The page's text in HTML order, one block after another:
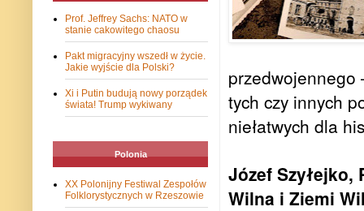
przedwojennego
tych czy innych
niełatwych dla
Józef Szyłejko,
Wilna i Ziemi
Prof. Jeffrey Sachs: NATO w
stanie cakowitego chaosu
Pakt migracyjny wszedł w życie.
Jakie wyjście dla Polski?
Xi i Putin budują nowy porządek
świata! Trump wykiwany
Polonia
XX Polonijny Festiwal Zespołów
Folklorystycznych w Rzeszowie